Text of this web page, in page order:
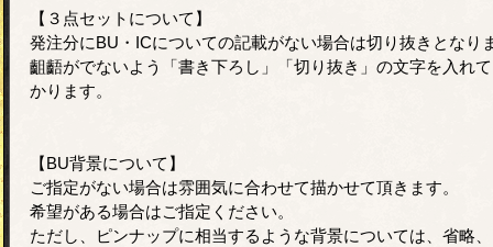
【３点セットについて】
発注分にBU・ICについての記載がない場合は切り抜きとなり
齟齬がでないよう「書き下ろし」「切り抜き」の文字を入れ
かります。
【BU背景について】
ご指定がない場合は雰囲気に合わせて描かせて頂きます。
希望がある場合はご指定ください。
ただし、ピンナップに相当するような背景については、省略